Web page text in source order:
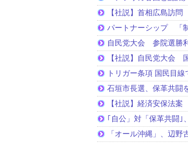
【社説】首相広島訪
パートナーシップ 「
自民党大会 参院選勝
【社説】自民党大会
トリガー条項 国民目
石垣市長選、保革共闘
【社説】経済安保法
｢自公」対「保革共闘｣
「オール沖縄」、辺